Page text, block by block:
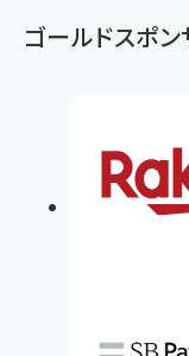
ゴールドスポン